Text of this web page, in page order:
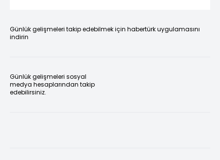
Günlük gelişmeleri takip edebilmek için habertürk uygulamasını
indirin
Günlük gelişmeleri sosyal
medya hesaplarından takip
edebilirsiniz.